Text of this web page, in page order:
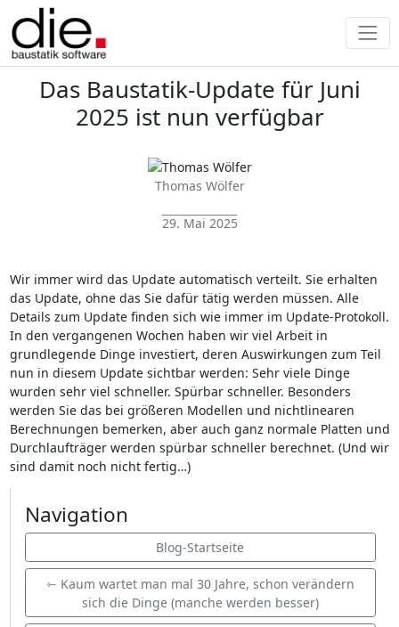
Das Baustatik-Update für Juni
2025 ist nun verfügbar
Thomas Wölfer
29. Mai 2025
Wir immer wird das Update automatisch verteilt. Sie erhalten
das Update, ohne das Sie dafür tätig werden müssen. Alle
Details zum Update finden sich wie immer im Update-Protokoll.
In den vergangenen Wochen haben wir viel Arbeit in
grundlegende Dinge investiert, deren Auswirkungen zum Teil
nun in diesem Update sichtbar werden: Sehr viele Dinge
wurden sehr viel schneller. Spürbar schneller. Besonders
werden Sie das bei größeren Modellen und nichtlinearen
Berechnungen bemerken, aber auch ganz normale Platten und
Durchlaufträger werden spürbar schneller berechnet. (Und wir
sind damit noch nicht fertig…)
Navigation
Blog-Startseite
⇽ Kaum wartet man mal 30 Jahre, schon verändern
sich die Dinge (manche werden besser)